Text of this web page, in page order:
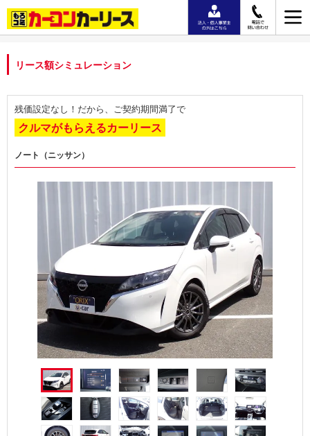
リース額シミュレーション
残価設定なし！だから、ご契約期間満了で
クルマがもらえるカーリース
ノート（ニッサン）